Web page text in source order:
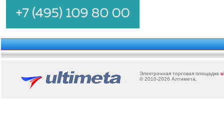
Электронная торговая площадка u
© 2010-2026 Алтимета